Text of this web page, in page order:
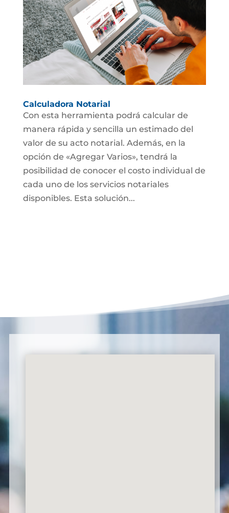
Calculadora Notarial
Con esta herramienta podrá calcular de
manera rápida y sencilla un estimado del
valor de su acto notarial. Además, en la
opción de «Agregar Varios», tendrá la
posibilidad de conocer el costo individual de
cada uno de los servicios notariales
disponibles. Esta solución...